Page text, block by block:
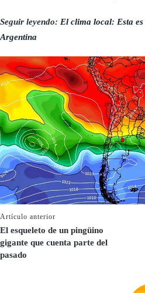
Seguir leyendo: El clima local: Esta
Argentina
Artículo anterior
El esqueleto de un pingüino
gigante que cuenta parte del
pasado